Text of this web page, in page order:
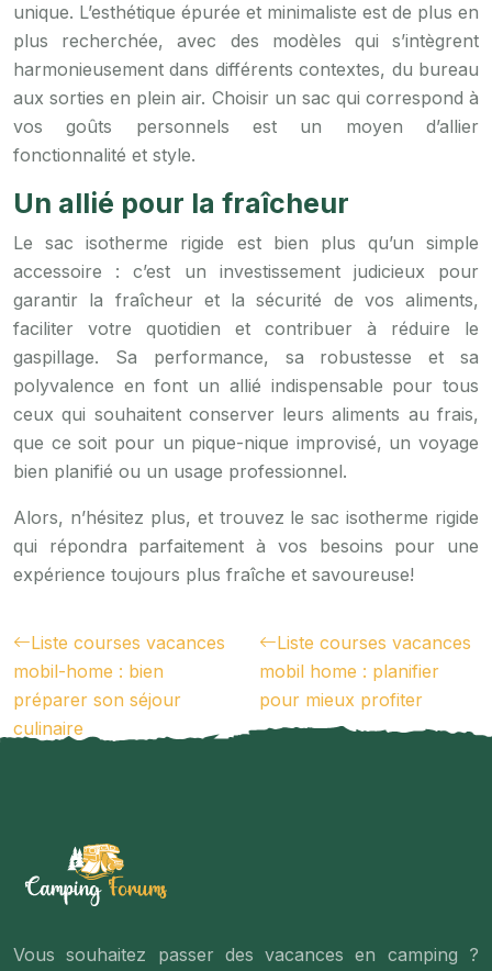
unique. L’esthétique épurée et minimaliste est de plus en
plus recherchée, avec des modèles qui s’intègrent
harmonieusement dans différents contextes, du bureau
aux sorties en plein air. Choisir un sac qui correspond à
vos goûts personnels est un moyen d’allier
fonctionnalité et style.
Un allié pour la fraîcheur
Le sac isotherme rigide est bien plus qu’un simple
accessoire : c’est un investissement judicieux pour
garantir la fraîcheur et la sécurité de vos aliments,
faciliter votre quotidien et contribuer à réduire le
gaspillage. Sa performance, sa robustesse et sa
polyvalence en font un allié indispensable pour tous
ceux qui souhaitent conserver leurs aliments au frais,
que ce soit pour un pique-nique improvisé, un voyage
bien planifié ou un usage professionnel.
Alors, n’hésitez plus, et trouvez le sac isotherme rigide
qui répondra parfaitement à vos besoins pour une
expérience toujours plus fraîche et savoureuse!
Liste courses vacances
mobil-home : bien
préparer son séjour
culinaire
Liste courses vacances
mobil home : planifier
pour mieux profiter
Vous souhaitez passer des vacances en camping ?